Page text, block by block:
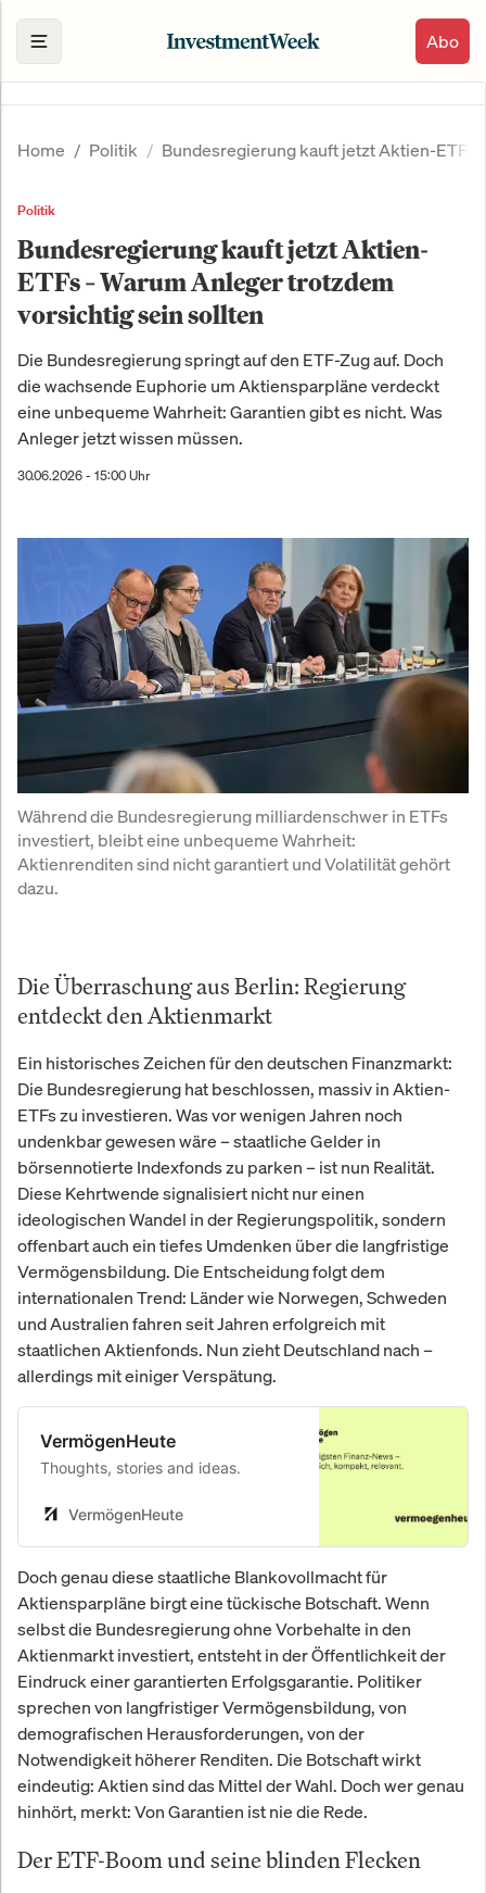
Abo
Home Politik Bundesregierung kauft jetzt Aktien-ETFs
Politik
Bundesregierung kauft jetzt Aktien-
ETFs – Warum Anleger trotzdem
vorsichtig sein sollten
Die Bundesregierung springt auf den ETF-Zug auf. Doch
die wachsende Euphorie um Aktiensparpläne verdeckt
eine unbequeme Wahrheit: Garantien gibt es nicht. Was
Anleger jetzt wissen müssen.
30.06.2026 - 15:00 Uhr
Während die Bundesregierung milliardenschwer in ETFs
investiert, bleibt eine unbequeme Wahrheit:
Aktienrenditen sind nicht garantiert und Volatilität gehört
dazu.
Die Überraschung aus Berlin: Regierung
entdeckt den Aktienmarkt
Ein historisches Zeichen für den deutschen Finanzmarkt:
Die Bundesregierung hat beschlossen, massiv in Aktien-
ETFs zu investieren. Was vor wenigen Jahren noch
undenkbar gewesen wäre – staatliche Gelder in
börsennotierte Indexfonds zu parken – ist nun Realität.
Diese Kehrtwende signalisiert nicht nur einen
ideologischen Wandel in der Regierungspolitik, sondern
offenbart auch ein tiefes Umdenken über die langfristige
Vermögensbildung. Die Entscheidung folgt dem
internationalen Trend: Länder wie Norwegen, Schweden
und Australien fahren seit Jahren erfolgreich mit
staatlichen Aktienfonds. Nun zieht Deutschland nach –
allerdings mit einiger Verspätung.
VermögenHeute
Thoughts, stories and ideas.
VermögenHeute
Doch genau diese staatliche Blankovollmacht für
Aktiensparpläne birgt eine tückische Botschaft. Wenn
selbst die Bundesregierung ohne Vorbehalte in den
Aktienmarkt investiert, entsteht in der Öffentlichkeit der
Eindruck einer garantierten Erfolgsgarantie. Politiker
sprechen von langfristiger Vermögensbildung, von
demografischen Herausforderungen, von der
Notwendigkeit höherer Renditen. Die Botschaft wirkt
eindeutig: Aktien sind das Mittel der Wahl. Doch wer genau
hinhört, merkt: Von Garantien ist nie die Rede.
Der ETF-Boom und seine blinden Flecken